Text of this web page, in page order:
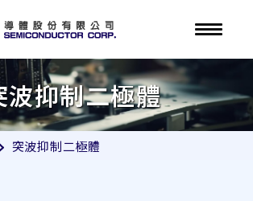
波抑制二極體
突波抑制二極體